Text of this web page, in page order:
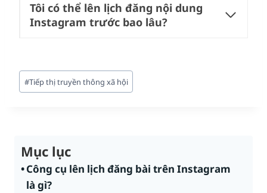
Tôi có thể lên lịch đăng nội dung
Instagram trước bao lâu?
Post
Tags:
#Tiếp thị truyền thông xã hội
Mục lục
Công cụ lên lịch đăng bài trên Instagram
là gì?